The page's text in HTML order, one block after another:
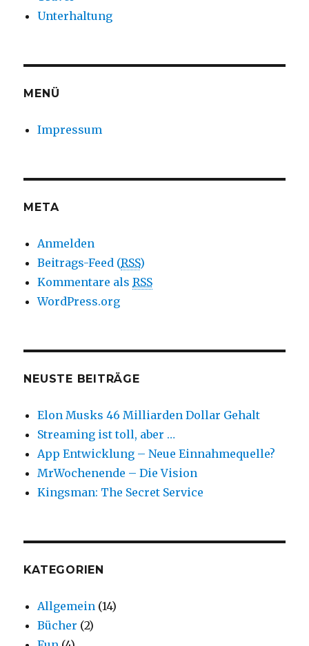
Unterhaltung
MENÜ
Impressum
META
Anmelden
Beitrags-Feed (RSS)
Kommentare alsRSS
WordPress.org
NEUSTE BEITRÄGE
Elon Musks 46 Milliarden Dollar Gehalt
Streaming ist toll, aber …
App Entwicklung – Neue Einnahmequelle?
MrWochenende – Die Vision
Kingsman: The Secret Service
KATEGORIEN
Allgemein (14)
Bücher (2)